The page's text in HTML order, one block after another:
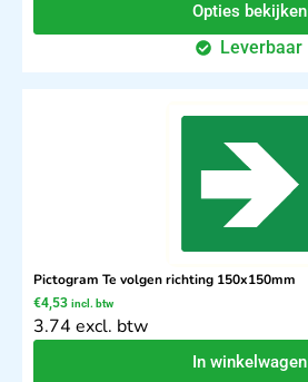
Opties bekijken
Leverbaar
Pictogram Te volgen richting 150x150mm
€4,53 incl. btw
3.74 excl. btw
In winkelwagen